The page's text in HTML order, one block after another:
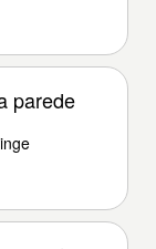
parede